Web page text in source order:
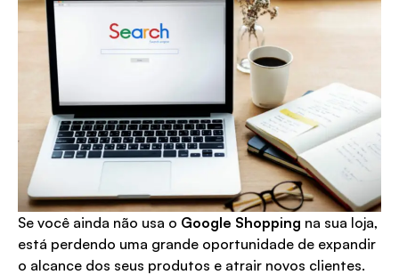
Se você ainda não usa o Google Shopping na sua loja,
está perdendo uma grande oportunidade de expandir
o alcance dos seus produtos e atrair novos clientes.